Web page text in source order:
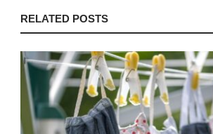
RELATED POSTS